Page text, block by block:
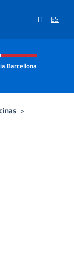
IT ES
Barcellona
>